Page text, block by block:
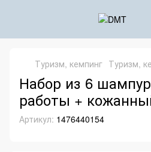
Туризм, кемпинг Туризм,
Набор из 6
работы +
Артикул: 1476440154